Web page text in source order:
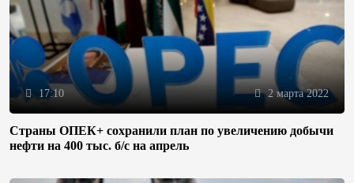
17:10 2 марта 2022
Страны ОПЕК+ сохранили план по увеличению добычи
нефти на 400 тыс. б/с на апрель